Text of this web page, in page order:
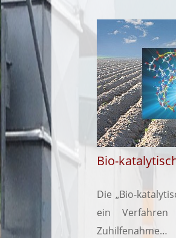
Bio-
Die „Bio-
ein
Zuhilfenahme…